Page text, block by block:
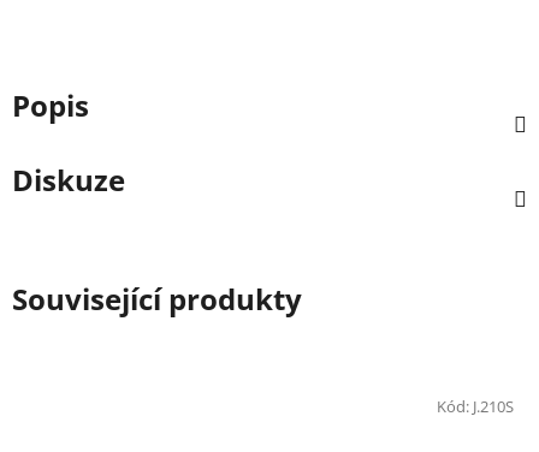
Popis
Diskuze
Související produkty
Kód: J.210S